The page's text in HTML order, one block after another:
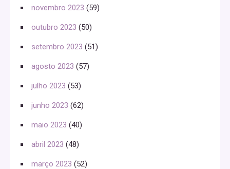
novembro 2023 (59)
outubro 2023 (50)
setembro 2023 (51)
agosto 2023 (57)
julho 2023 (53)
junho 2023 (62)
maio 2023 (40)
abril 2023 (48)
março 2023 (52)